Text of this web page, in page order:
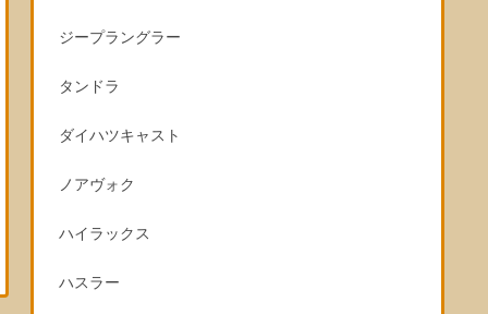
ジープラングラー
タンドラ
ダイハツキャスト
ノアヴォク
ハイラックス
ハスラー